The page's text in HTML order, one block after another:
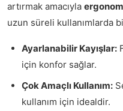
artırmak amacıyla
uzun süreli kullanımlarda
Ayarlanabilir Kayışlar:
için konfor sağlar.
Çok Amaçlı Kullanım:
kullanım için idealdir.